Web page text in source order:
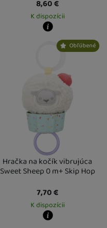
8,60€
K dispozícii
Kdy zboží dostanete?
Osobný odber vo výdajnom mieste
Obľúbené
Hračka na kočík vibrujúca
Sweet Sheep 0 m+ Skip Hop
7,70€
K dispozícii